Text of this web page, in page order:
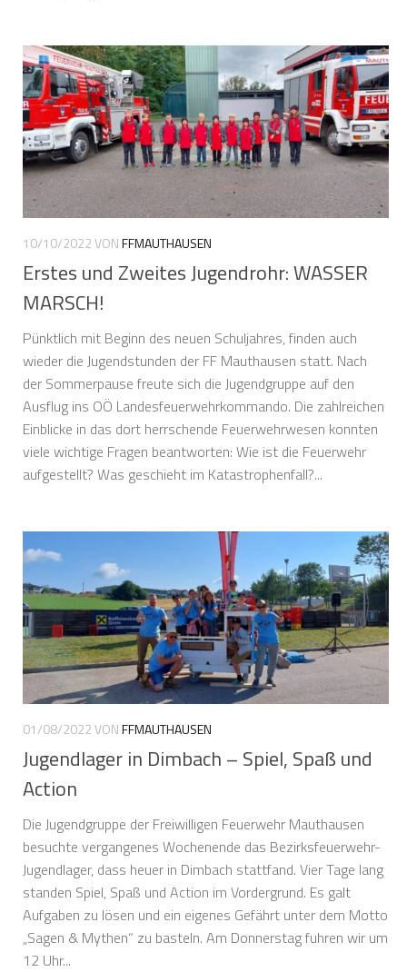
10/10/2022VONFFMAUTHAUSEN
Erstes und Zweites Jugendrohr: WASSER
MARSCH!
Pünktlich mit Beginn des neuen Schuljahres, finden auch
wieder die Jugendstunden der FF Mauthausen statt. Nach
der Sommerpause freute sich die Jugendgruppe auf den
Ausflug ins OÖ Landesfeuerwehrkommando. Die zahlreichen
Einblicke in das dort herrschende Feuerwehrwesen konnten
viele wichtige Fragen beantworten: Wie ist die Feuerwehr
aufgestellt? Was geschieht im Katastrophenfall?...
01/08/2022VONFFMAUTHAUSEN
Jugendlager in Dimbach – Spiel, Spaß und
Action
Die Jugendgruppe der Freiwilligen Feuerwehr Mauthausen
besuchte vergangenes Wochenende das Bezirksfeuerwehr-
Jugendlager, dass heuer in Dimbach stattfand. Vier Tage lang
standen Spiel, Spaß und Action im Vordergrund. Es galt
Aufgaben zu lösen und ein eigenes Gefährt unter dem Motto
„Sagen & Mythen“ zu basteln. Am Donnerstag fuhren wir um
12 Uhr...